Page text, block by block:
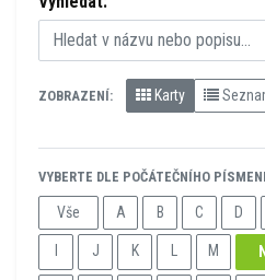
ZOBRAZENÍ: Karty
VYBERTE DLE POČÁTEČNÍHO
Vše A B C D
J K M N